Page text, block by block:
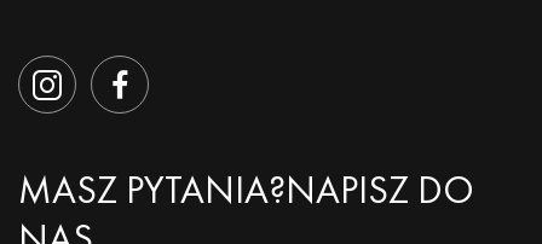
MASZ PYTANIA? NAPISZ DO